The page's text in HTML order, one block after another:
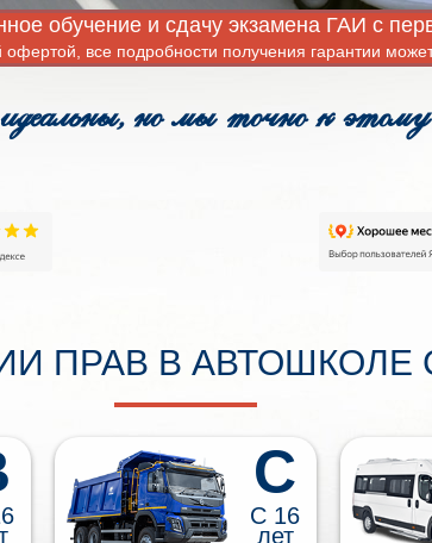
обучение и сдачу экзамена ГАИ с
офертой, все подробности получения гарантии
но мы точно к
ПРАВ В АВТОШКОЛЕ
C
С 16
лет